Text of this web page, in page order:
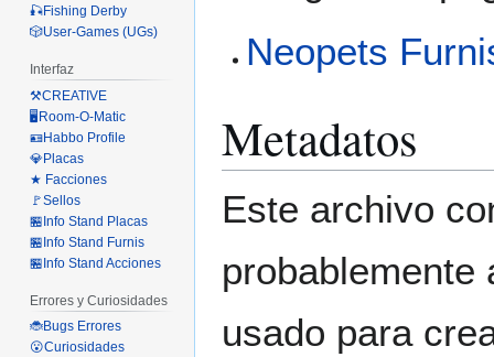
Neopets
Metadatos
Este archivo
probablemente
usado para
🎣Fishing Derby
🎲User-Games (UGs)
Interfaz
⚒️CREATIVE
🖥️Room-O-Matic
🪪Habbo Profile
💎Placas
★ Facciones
🚩Sellos
🏪Info Stand Placas
🏪Info Stand Furnis
🏪Info Stand Acciones
Errores y Curiosidades
🐞Bugs Errores
😮Curiosidades